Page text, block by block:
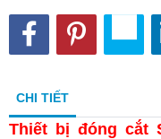
CHI TIẾT
Thiết bị đóng cắt